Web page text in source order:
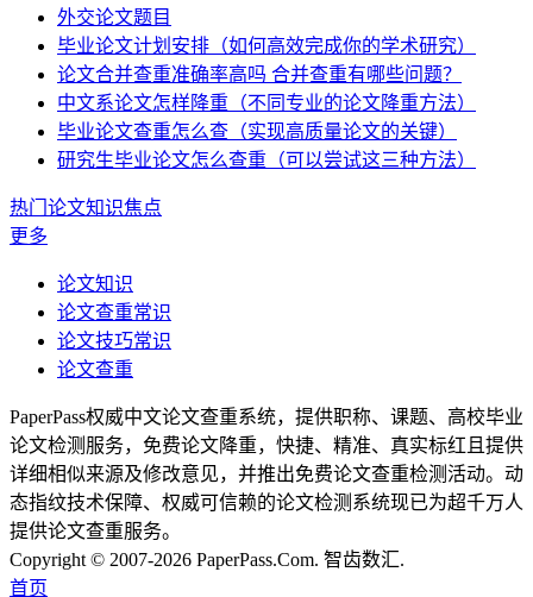
外交论文题目
毕业论文计划安排（如何高效完成你的学术研究）
论文合并查重准确率高吗 合并查重有哪些问题？
中文系论文怎样降重（不同专业的论文降重方法）
毕业论文查重怎么查（实现高质量论文的关键）
研究生毕业论文怎么查重（可以尝试这三种方法）
热门论文知识焦点
更多
论文知识
论文查重常识
论文技巧常识
论文查重
PaperPass权威中文论文查重系统，提供职称、课题、高校毕业
论文检测服务，免费论文降重，快捷、精准、真实标红且提供
详细相似来源及修改意见，并推出免费论文查重检测活动。动
态指纹技术保障、权威可信赖的论文检测系统现已为超千万人
提供论文查重服务。
Copyright © 2007-2026 PaperPass.Com. 智齿数汇.
首页